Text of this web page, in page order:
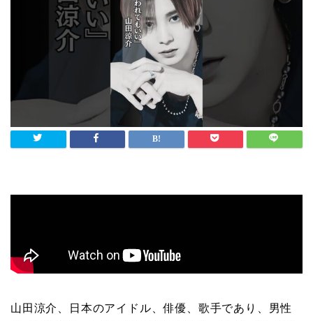
山田涼介、日本のアイドル、俳優、歌手であり、男性